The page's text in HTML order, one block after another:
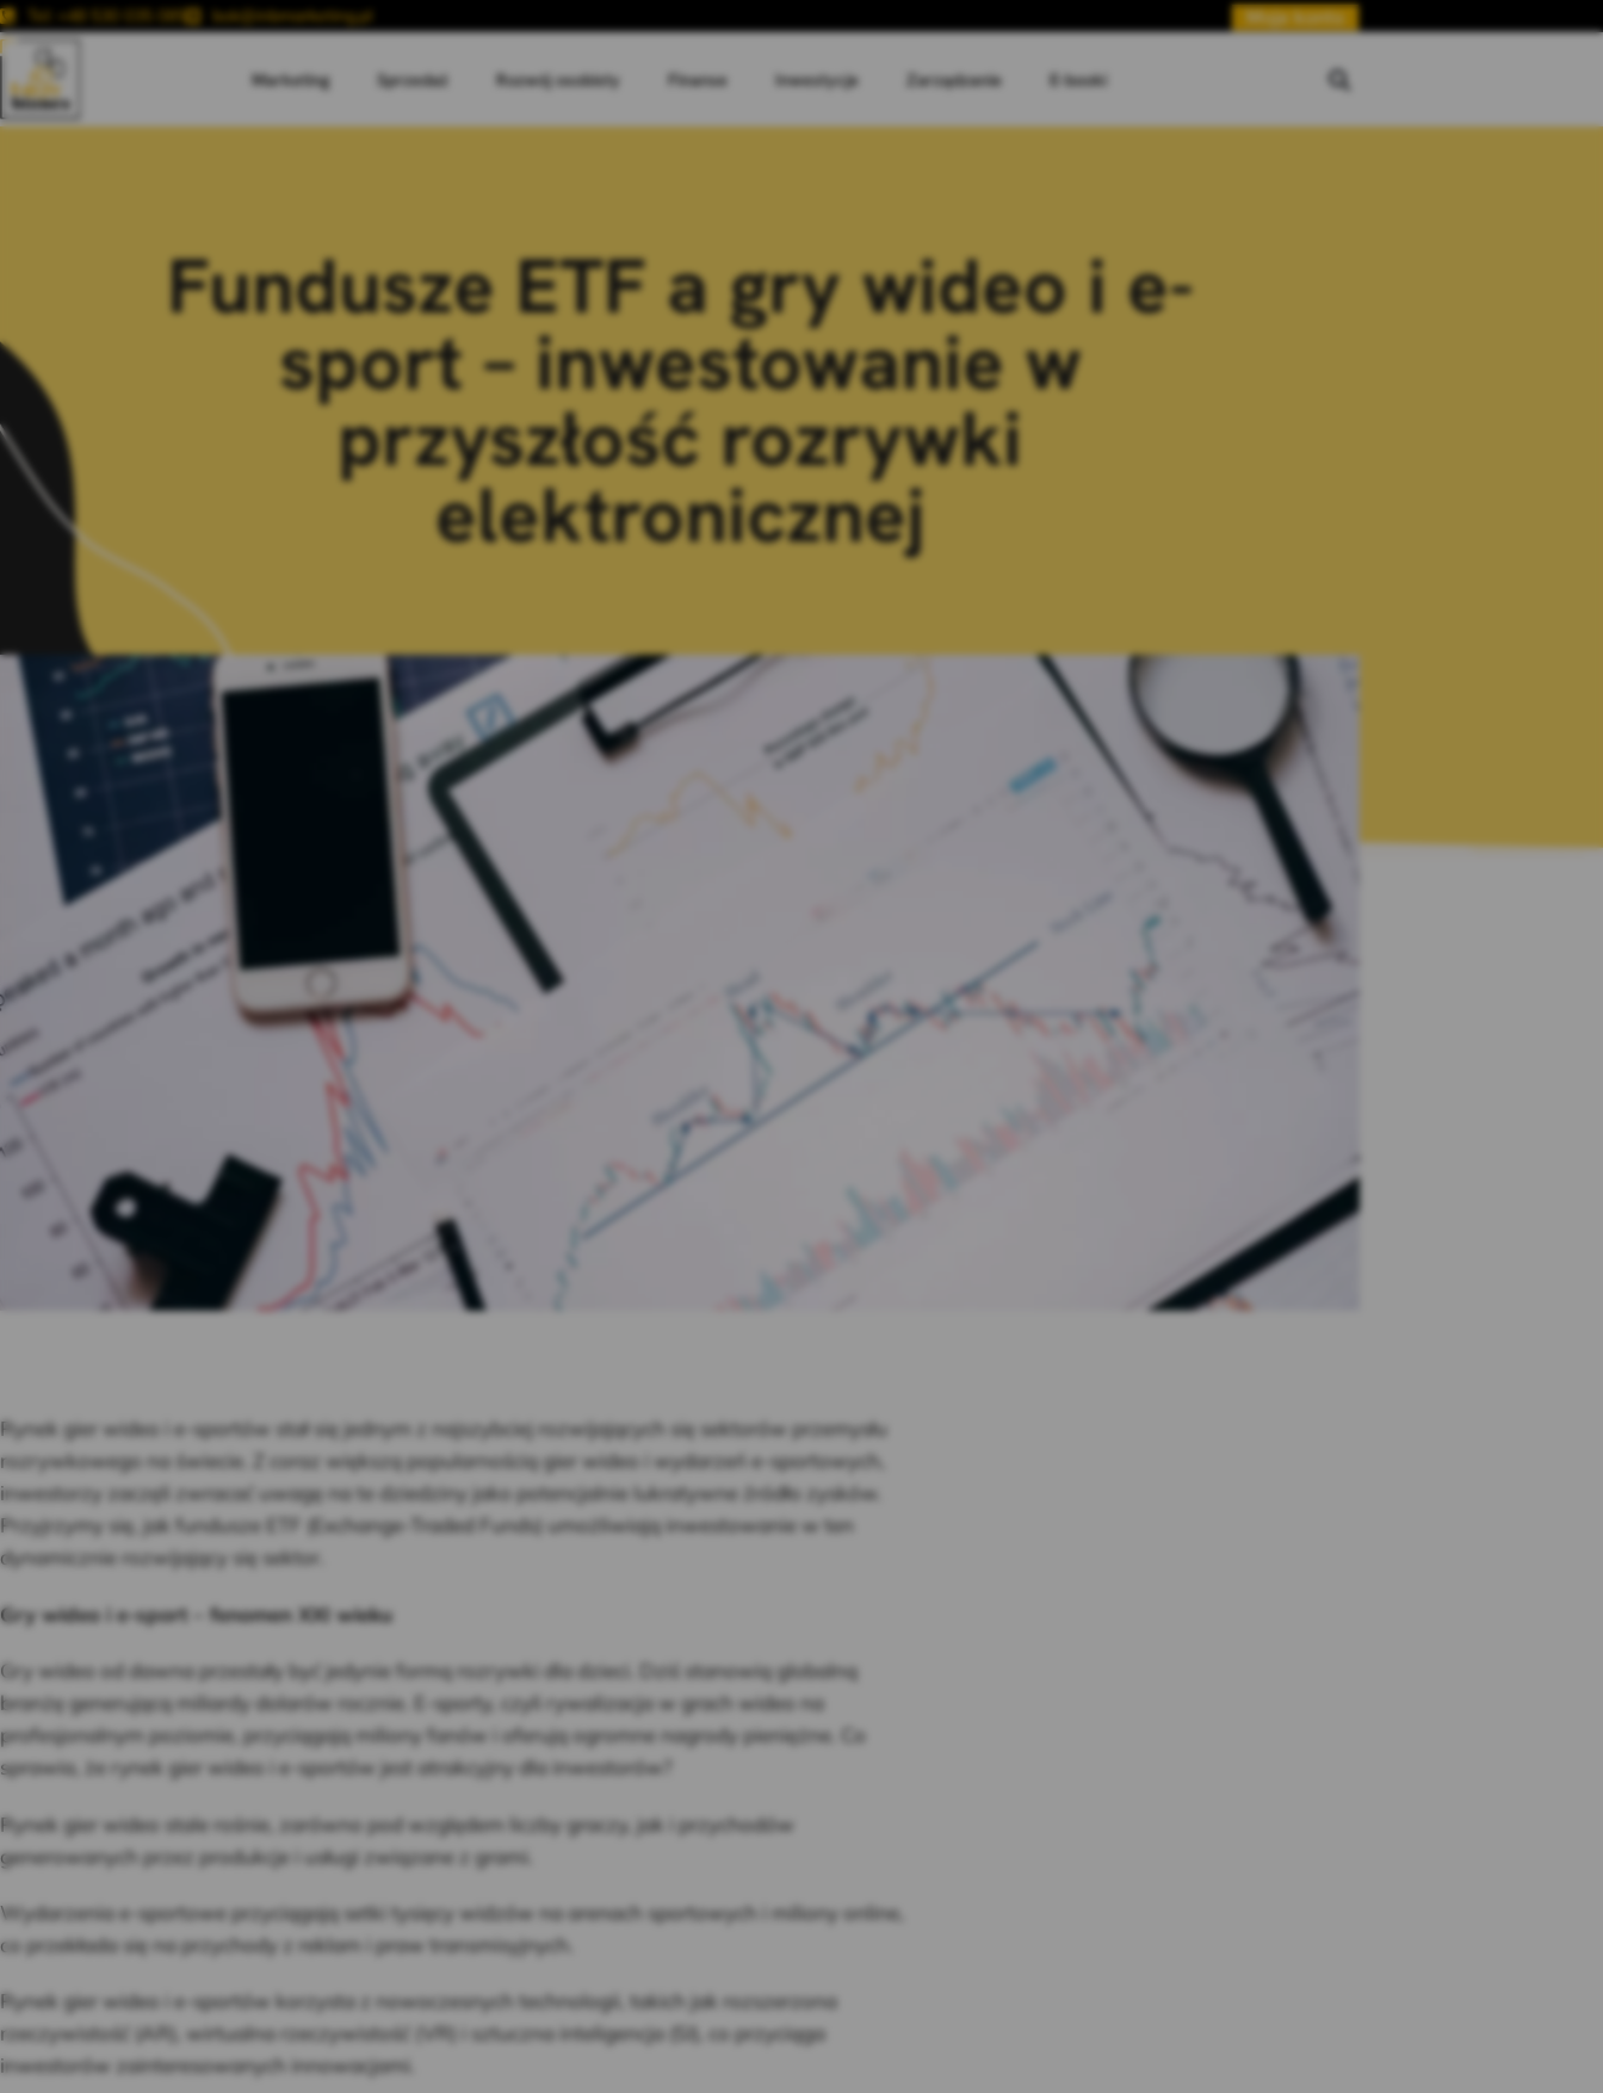
Tel: +48 530 035 085 bok@inbmarketing.pl Moje konto
Marketing Sprzedaż Rozwój osobisty Finanse Inwestycje Zarządzanie E-booki
Fundusze ETF a gry wideo i e-
sport – inwestowanie w
przyszłość rozrywki
elektronicznej
Rynek gier wideo i e-sportów stał się jednym z najszybciej rozwijających się sektorów przemysłu
rozrywkowego na świecie. Z coraz większą popularnością gier wideo i wydarzeń e-sportowych,
inwestorzy zaczęli zwracać uwagę na te dziedziny jako potencjalnie lukratywne źródło zysków.
Przyjrzymy się, jak fundusze ETF (Exchange-Traded Funds) umożliwiają inwestowanie w ten
dynamicznie rozwijający się sektor.
Gry wideo i e-sport – fenomen XXI wieku
Gry wideo od dawna przestały być jedynie formą rozrywki dla dzieci. Dziś stanowią globalną
branżę generującą miliardy dolarów rocznie. E-sporty, czyli rywalizacja w grach wideo na
profesjonalnym poziomie, przyciągają miliony fanów i oferują ogromne nagrody pieniężne. Co
sprawia, że rynek gier wideo i e-sportów jest atrakcyjny dla inwestorów?
Rynek gier wideo stale rośnie, zarówno pod względem liczby graczy, jak i przychodów
generowanych przez produkcje i usługi związane z grami.
Wydarzenia e-sportowe przyciągają setki tysięcy widzów na arenach sportowych i miliony online,
co przekłada się na przychody z reklam i praw transmisyjnych.
Rynek gier wideo i e-sportów korzysta z nowoczesnych technologii, takich jak rozszerzona
rzeczywistość (AR), wirtualna rzeczywistość (VR) i sztuczna inteligencja (SI), co przyciąga
inwestorów zainteresowanych innowacjami.